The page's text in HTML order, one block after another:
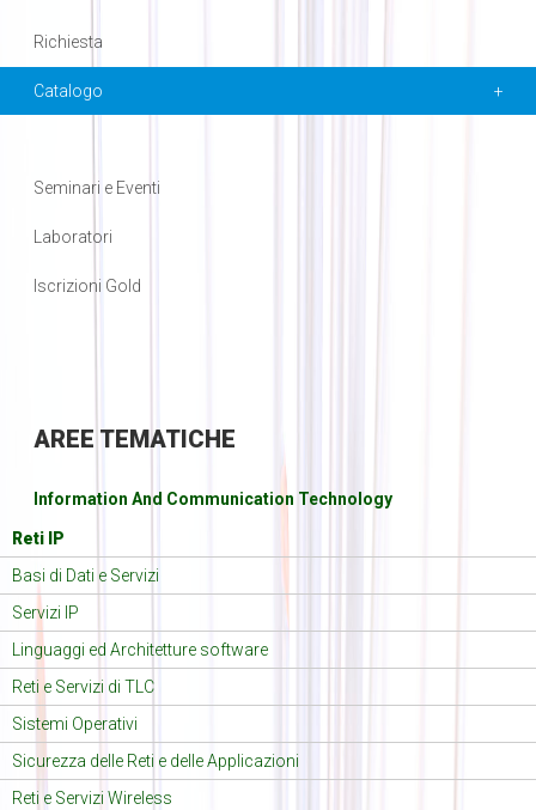
Richiesta
Catalogo
Seminari e Eventi
Laboratori
Iscrizioni Gold
AREE TEMATICHE
Information And Communication Technology
Reti IP
Basi di Dati e Servizi
Servizi IP
Linguaggi ed Architetture software
Reti e Servizi di TLC
Sistemi Operativi
Sicurezza delle Reti e delle Applicazioni
Reti e Servizi Wireless